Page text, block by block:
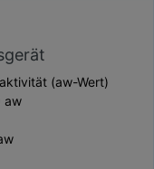
(aw-Wert)
aw